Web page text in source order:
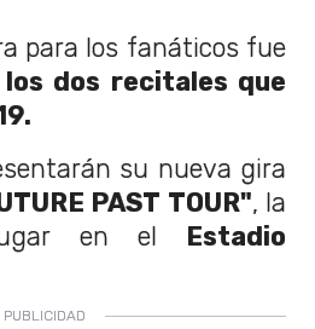
para los fanáticos fue
los dos recitales que
su nueva gira
PAST TOUR", la
en el
Estadio